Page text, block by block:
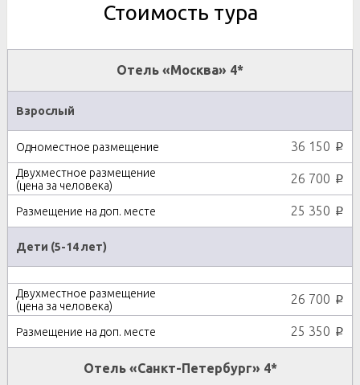
Стоимость тура
Отель «Москва» 4*
Взрослый
36 150 p
26 700 p
25 350 p
Дети (5-14 лет)
26 700 p
25 350 p
Отель «Санкт-Петербург» 4*